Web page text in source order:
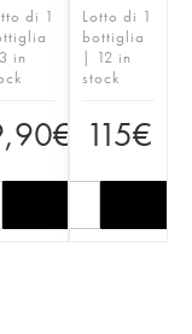
di 1
in
€
Lotto di 1
bottiglia
| 12 in
stock
115€